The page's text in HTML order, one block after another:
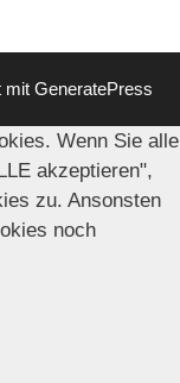
mit GeneratePress
Wenn Sie alle
akzeptieren",
zu. Ansonsten
noch